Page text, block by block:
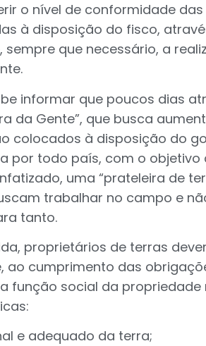
o nível de conformidade
à disposição do fisco,
sempre que necessário, a
informar que poucos dias
da Gente”, que busca
colocados à disposição do
por todo país, com o objetivo
uma “prateleira de
trabalhar no campo e
tanto.
proprietários de terras
ao cumprimento das
função social da
e adequado da terra;